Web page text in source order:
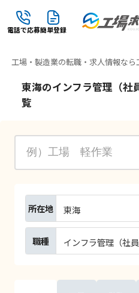
電話で応募簡単登録
工場・製造業の転職・求人情報なら
東海のインフラ管理（社
覧
所在地 東海
職種 インフラ管理（社員